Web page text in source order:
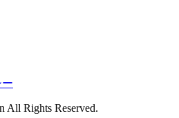
Rights Reserved.